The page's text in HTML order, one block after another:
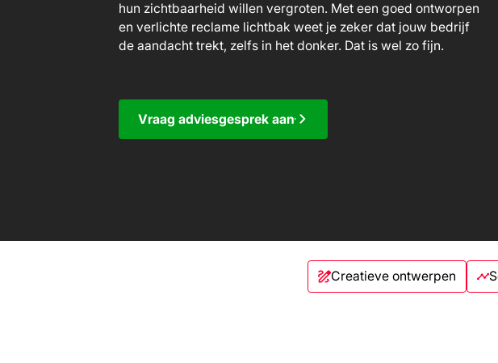
hun zichtbaarheid willen vergroten. Met een goed ontworpen
en verlichte reclame lichtbak weet je zeker dat jouw bedrijf
de aandacht trekt, zelfs in het donker. Dat is wel zo fijn.
Vraag adviesgesprek aan
Creatieve ontwerpen